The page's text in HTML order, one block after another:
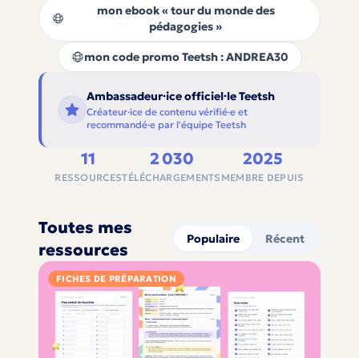
mon ebook « tour du monde des
pédagogies »
mon code promo Teetsh : ANDREA30
Ambassadeur·ice officiel·le Teetsh
Créateur·ice de contenu vérifié·e et
recommandé·e par l'équipe Teetsh
11
RESSOURCES
2 030
TÉLÉCHARGEMENTS
2025
MEMBRE DEPUIS
Toutes mes
ressources
Populaire Récent
FICHES DE PRÉPARATION